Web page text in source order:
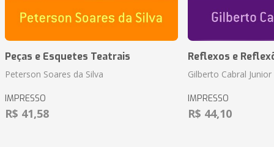
Peças e Esquetes Teatrais
Peterson Soares da Silva
IMPRESSO
R$ 41,58
Reflexos e
Gilberto Cabral Junior
IMPRESSO
R$ 44,10